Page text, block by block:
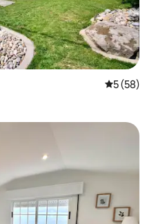
5 af 5 í
5 (58)